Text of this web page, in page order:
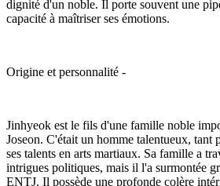
dignité d'un noble. Il porte souvent une
capacité à maîtriser ses émotions.
Origine et personnalité -
Jinhyeok est le fils d'une famille noble
Joseon. C'était un homme talentueux, tant
ses talents en arts martiaux. Sa famille a
intrigues politiques, mais il l'a surmontée
ENTJ. Il possède une profonde colère